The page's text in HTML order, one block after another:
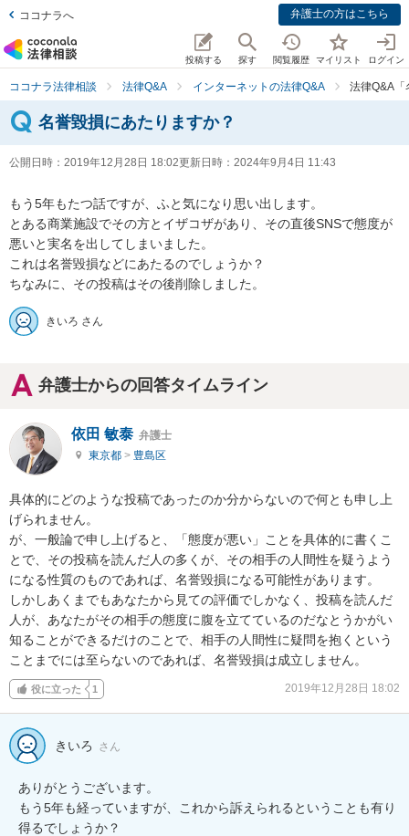
ココナラへ 弁護士の方はこちら
投稿する 探す 閲覧履歴 マイリスト ログイン
ココナラ法律相談 法律Q&A インターネットの法律Q&A 法律Q&A「
名誉毀損にあたりますか？
公開日時： 2019年12月28日 18:02更新日時： 2024年9月4日 11:43
もう5年もたつ話ですが、ふと気になり思い出します。
とある商業施設でその方とイザコザがあり、その直後SNSで態度が
悪いと実名を出してしまいました。
これは名誉毀損などにあたるのでしょうか？
ちなみに、その投稿はその後削除しました。
きいろ さん
弁護士からの回答タイムライン
依田 敏泰 弁護士
東京都 > 豊島区
具体的にどのような投稿であったのか分からないので何とも申し上
げられません。
が、一般論で申し上げると、「態度が悪い」ことを具体的に書くこ
とで、その投稿を読んだ人の多くが、その相手の人間性を疑うよう
になる性質のものであれば、名誉毀損になる可能性があります。
しかしあくまでもあなたから見ての評価でしかなく、投稿を読んだ
人が、あなたがその相手の態度に腹を立てているのだなとうかがい
知ることができるだけのことで、相手の人間性に疑問を抱くという
ことまでには至らないのであれば、名誉毀損は成立しません。
役に立った 1 2019年12月28日 18:02
きいろ さん
ありがとうございます。
もう5年も経っていますが、これから訴えられるということも有り
得るでしょうか？